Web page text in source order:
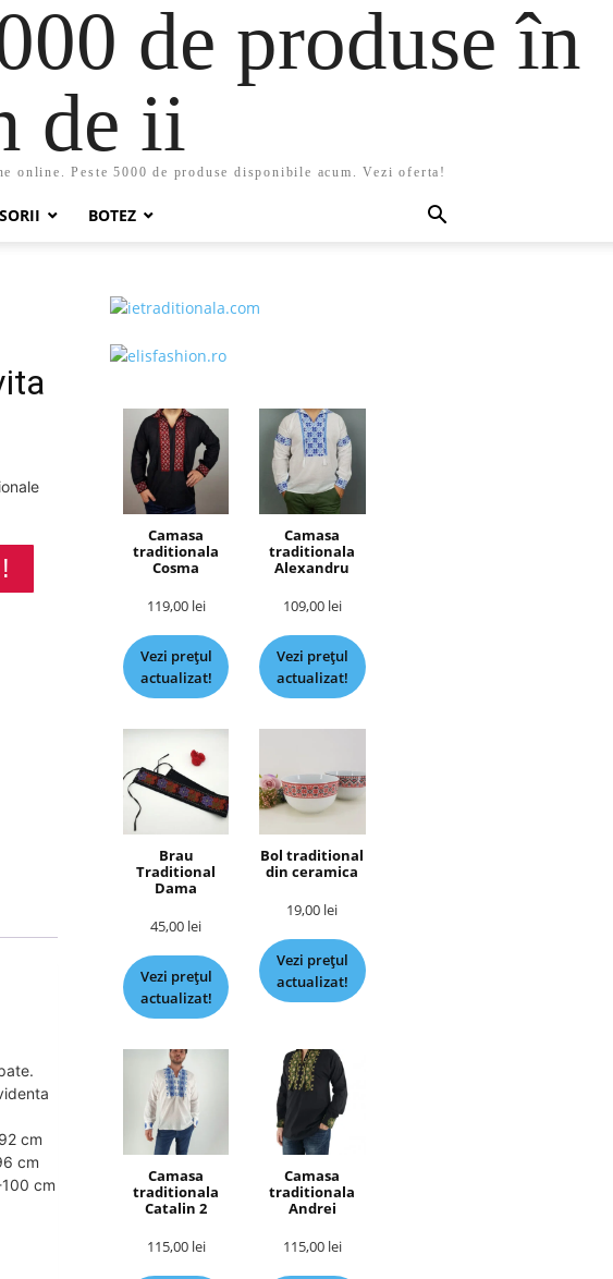
de produse în
de ii
online. Peste 5000 de produse disponibile acum. Vezi oferta!
BOTEZ
cm
cm
cm
Camasa
traditionala
Cosma
119,00 lei
Vezi prețul
actualizat!
Camasa
traditionala
Alexandru
109,00 lei
Vezi prețul
actualizat!
Brau
Traditional
Dama
45,00 lei
Vezi prețul
actualizat!
Bol traditional
din ceramica
19,00 lei
Vezi prețul
actualizat!
Camasa
traditionala
Catalin 2
115,00 lei
Camasa
traditionala
Andrei
115,00 lei